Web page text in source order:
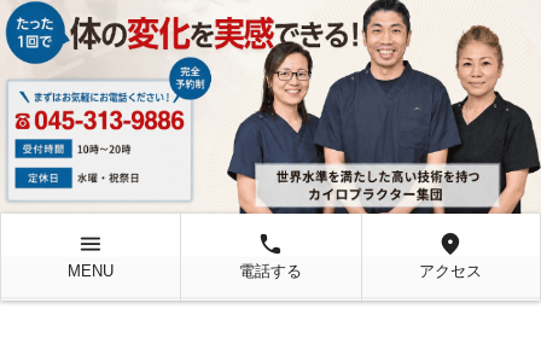
menu
MENU
local_phone
電話する
location_on
アクセス